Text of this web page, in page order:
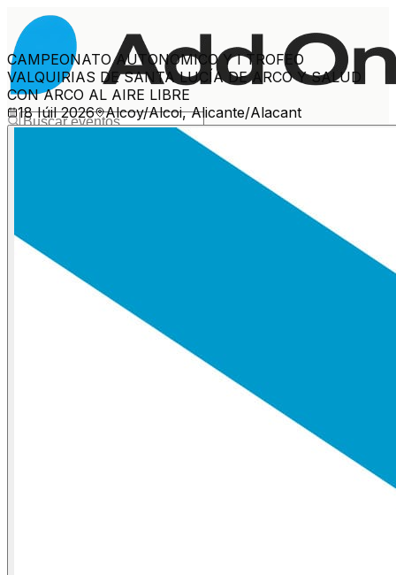
CAMPEONATO AUTONOMICO Y I TROFEO
VALQUIRIAS DE SANTA LUCÍA DE ARCO Y SALUD
CON ARCO AL AIRE LIBRE
18 Iúil 2026 Alcoy/Alcoi, Alicante/Alacant